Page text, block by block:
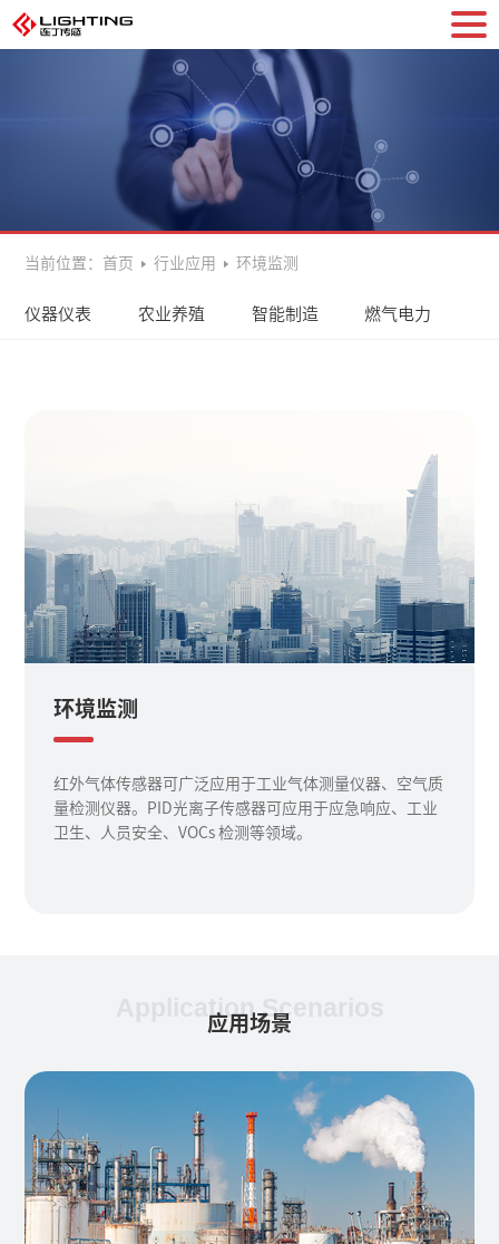
仪器仪表 农业养殖 智能制造 燃气电力
当前位置： 首页 行业应用 环境监测
环境监测
红外气体传感器可广泛应用于工业气体测量仪器、空气质
量检测仪器。PID光离子传感器可应用于应急响应、工业
卫生、人员安全、VOCs 检测等领域。
Application Scenarios
应用场景